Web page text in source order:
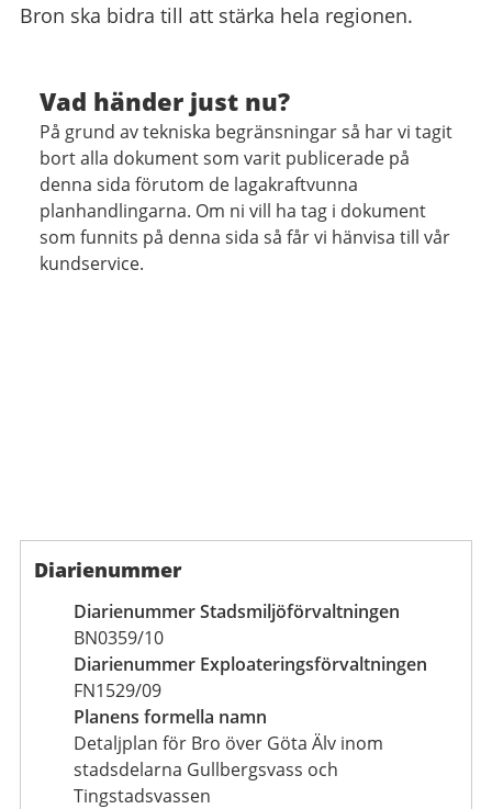
Bron ska bidra till att stärka hela regionen.
Vad händer just nu?
På grund av tekniska begränsningar så har vi tagit
bort alla dokument som varit publicerade på
denna sida förutom de lagakraftvunna
planhandlingarna. Om ni vill ha tag i dokument
som funnits på denna sida så får vi hänvisa till vår
kundservice.
Diarienummer
Diarienummer Stadsmiljöförvaltningen
BN0359/10
Diarienummer Exploateringsförvaltningen
FN1529/09
Planens formella namn
Detaljplan för Bro över Göta Älv inom
stadsdelarna Gullbergsvass och
Tingstadsvassen